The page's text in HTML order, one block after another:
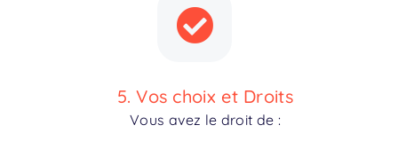
5. Vos choix et Droits
Vous avez le droit de :